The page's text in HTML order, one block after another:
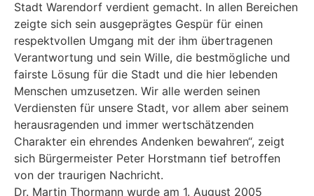
Stadt Warendorf verdient gemacht. In allen Bereichen
zeigte sich sein ausgeprägtes Gespür für einen
respektvollen Umgang mit der ihm übertragenen
Verantwortung und sein Wille, die bestmögliche und
fairste Lösung für die Stadt und die hier lebenden
Menschen umzusetzen. Wir alle werden seinen
Verdiensten für unsere Stadt, vor allem aber seinem
herausragenden und immer wertschätzenden
Charakter ein ehrendes Andenken bewahren“, zeigt
sich Bürgermeister Peter Horstmann tief betroffen
von der traurigen Nachricht.
Dr. Martin Thormann wurde am 1. August 2005